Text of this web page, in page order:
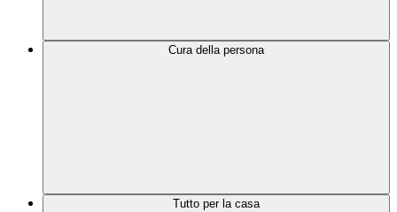
Cura della persona
Tutto per la casa